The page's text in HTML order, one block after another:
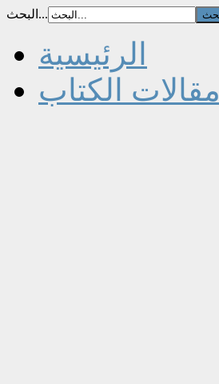
البحث...
الرئيسية
مقالات الكتاب